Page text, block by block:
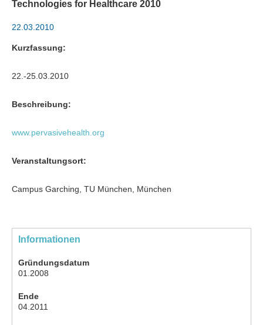
Technologies for Healthcare 2010
22.03.2010
Kurzfassung:
22.-25.03.2010
Beschreibung:
www.pervasivehealth.org
Veranstaltungsort:
Campus Garching, TU München, München
Informationen
Gründungsdatum
01.2008
Ende
04.2011